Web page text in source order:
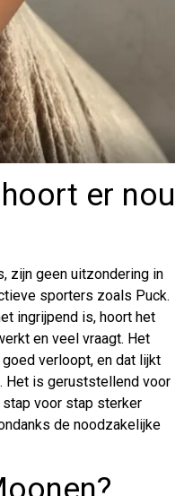
er nou
zijn geen uitzondering in
sporters zoals Puck.
ingrijpend is, hoort het
en veel vraagt. Het
verloopt, en dat lijkt
Het is geruststellend voor
voor stap sterker
de noodzakelijke